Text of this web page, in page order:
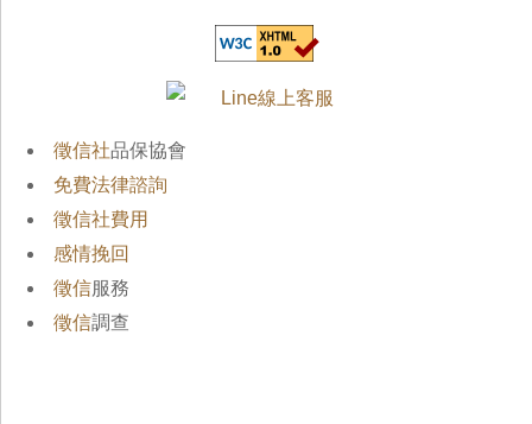
徵信社品保協會
免費法律諮詢
徵信社費用
感情挽回
徵信服務
徵信調查